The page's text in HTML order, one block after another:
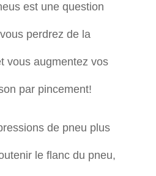
est une question
perdrez de la
vous augmentez vos
par pincement!
de pneu plus
le flanc du pneu,